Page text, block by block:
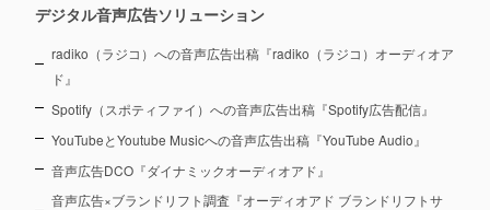
デジタル音声広告ソリューション
radiko（ラジコ）への音声広告出稿『radiko（ラジコ）オーディオア
ド』
Spotify（スポティファイ）への音声広告出稿『Spotify広告配信』
YouTubeとYoutube Musicへの音声広告出稿『YouTube Audio』
音声広告DCO『ダイナミックオーディオアド』
音声広告×ブランドリフト調査『オーディオアド ブランドリフトサ